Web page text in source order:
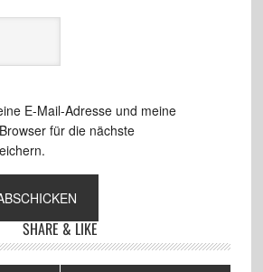
E-Mail-Adresse und meine
für die nächste
SHARE & LIKE